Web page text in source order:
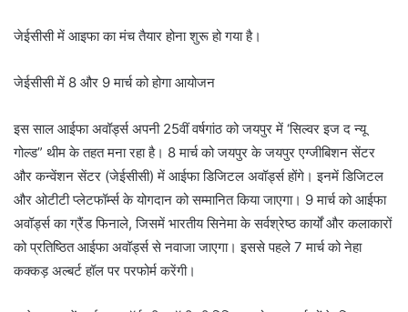
जेईसीसी में आइफा का मंच तैयार होना शुरू हो गया है।
जेईसीसी में 8 और 9 मार्च को होगा आयोजन
इस साल आईफा अवॉर्ड्स अपनी 25वीं वर्षगांठ को जयपुर में ‘सिल्वर इज द न्यू
गोल्ड” थीम के तहत मना रहा है। 8 मार्च को जयपुर के जयपुर एग्जीबिशन सेंटर
और कन्वेंशन सेंटर (जेईसीसी) में आईफा डिजिटल अवॉर्ड्स होंगे। इनमें डिजिटल
और ओटीटी प्लेटफॉर्म्स के योगदान को सम्मानित किया जाएगा। 9 मार्च को आईफा
अवॉर्ड्स का ग्रैंड फिनाले, जिसमें भारतीय सिनेमा के सर्वश्रेष्ठ कार्यों और कलाकारों
को प्रतिष्ठित आईफा अवॉर्ड्स से नवाजा जाएगा। इससे पहले 7 मार्च को नेहा
कक्कड़ अल्बर्ट हॉल पर परफोर्म करेंगी।